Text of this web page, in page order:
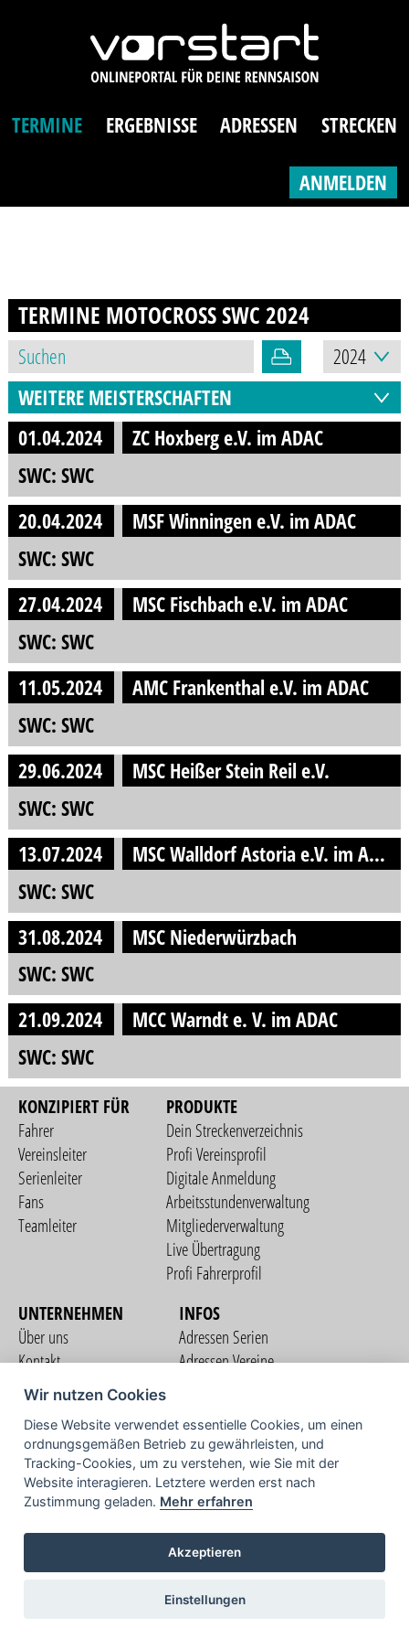
TERMINE ERGEBNISSE ADRESSEN STRECKEN
ANMELDEN
TERMINE MOTOCROSS SWC 2024
WEITERE MEISTERSCHAFTEN
01.04.2024
ZC Hoxberg e.V. im ADAC
SWC: SWC
20.04.2024
MSF Winningen e.V. im ADAC
SWC: SWC
27.04.2024
MSC Fischbach e.V. im ADAC
SWC: SWC
11.05.2024
AMC Frankenthal e.V. im ADAC
SWC: SWC
29.06.2024
MSC Hei­ßer Stein Reil e.V.
SWC: SWC
13.07.2024
MSC Walldorf Astoria e.V. im ADAC
SWC: SWC
31.08.2024
MSC Niederwürzbach
SWC: SWC
21.09.2024
MCC Warndt e. V. im ADAC
SWC: SWC
KONZIPIERT FÜR
Fahrer
Vereinsleiter
Serienleiter
Fans
Teamleiter
PRODUKTE
Dein Streckenverzeichnis
Profi Vereinsprofil
Digitale Anmeldung
Arbeitsstundenverwaltung
Mitgliederverwaltung
Live Übertragung
Profi Fahrerprofil
UNTERNEHMEN
Über uns
Kontakt
Nutzungsbedingungen
Datenschutzerklärung
Impressum
INFOS
Adressen Serien
Adressen Vereine
COMMUNITY
TV
Wir nutzen Cookies
Diese Website verwendet essentielle Cookies, um einen
ordnungsgemäßen Betrieb zu gewährleisten, und
Tracking-Cookies, um zu verstehen, wie Sie mit der
Website interagieren. Letztere werden erst nach
Zustimmung geladen. Mehr erfahren
Akzeptieren
Einstellungen